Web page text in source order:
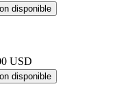
disponible
USD
disponible